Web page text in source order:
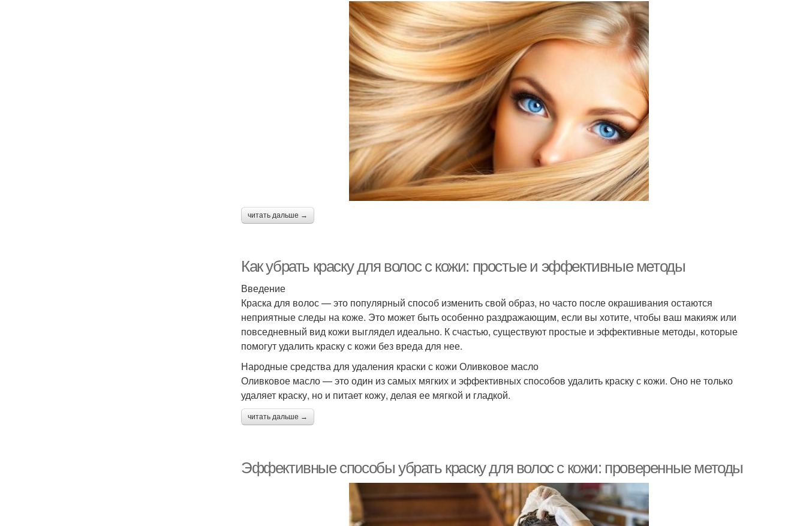
читать дальше →
Как убрать краску для волос с кожи: простые и эффективные методы
Введение
Краска для волос — это популярный способ изменить свой образ, но часто после окрашивания остаются
неприятные следы на коже. Это может быть особенно раздражающим, если вы хотите, чтобы ваш макияж или
повседневный вид кожи выглядел идеально. К счастью, существуют простые и эффективные методы, которые
помогут удалить краску с кожи без вреда для нее.
Народные средства для удаления краски с кожи Оливковое масло
Оливковое масло — это один из самых мягких и эффективных способов удалить краску с кожи. Оно не только
удаляет краску, но и питает кожу, делая ее мягкой и гладкой.
читать дальше →
Эффективные способы убрать краску для волос с кожи: проверенные методы